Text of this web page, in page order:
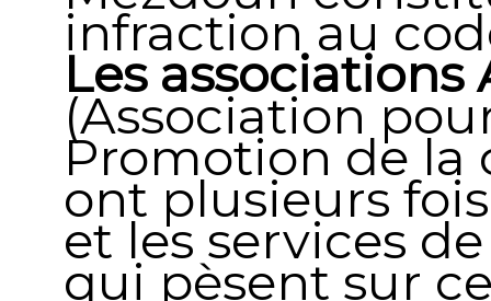
infraction au
Les associations
(Association
Promotion de la
ont plusieurs
et les services
qui pèsent sur